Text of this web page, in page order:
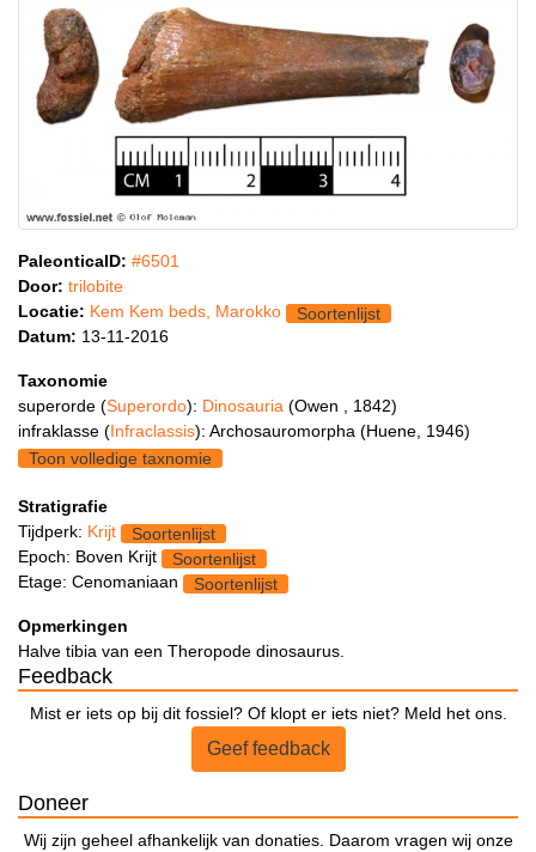
PaleonticaID: #6501
Door: trilobite
Locatie: Kem Kem beds, Marokko
Soortenlijst
Datum: 13-11-2016
Taxonomie
superorde (Superordo): Dinosauria (Owen , 1842)
infraklasse (Infraclassis): Archosauromorpha (Huene, 1946)
Toon volledige taxnomie
Stratigrafie
Tijdperk: Krijt
Soortenlijst
Epoch: Boven Krijt
Soortenlijst
Etage: Cenomaniaan
Soortenlijst
Opmerkingen
Halve tibia van een Theropode dinosaurus.
Feedback
Mist er iets op bij dit fossiel? Of klopt er iets niet? Meld het ons.
Geef feedback
Doneer
Wij zijn geheel afhankelijk van donaties. Daarom vragen wij onze